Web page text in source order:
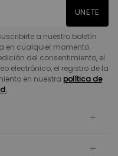
UNETE
a nuestro boletín
en cualquier momento.
del consentimiento, el
electrónico, el registro de la
en nuestra política de